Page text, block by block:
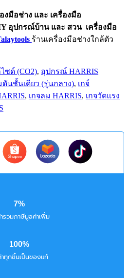
งมือช่าง และ เครื่องมือ
อุปกรณ์บ้าน และ สวน เครื่องมือ
ร้านเครื่องมือช่างใกล้ตัว
ซด์ (CO2), อุปกรณ์ HARRIS
ดันชั้นเดียว (รุ่นกลาง), เกจ์
, เกจลม HARRIS, เกจวัดแรง
7%
รวมภาษีมูลค่าเพิ่ม
100%
ทุกชิ้นเป็นของแท้